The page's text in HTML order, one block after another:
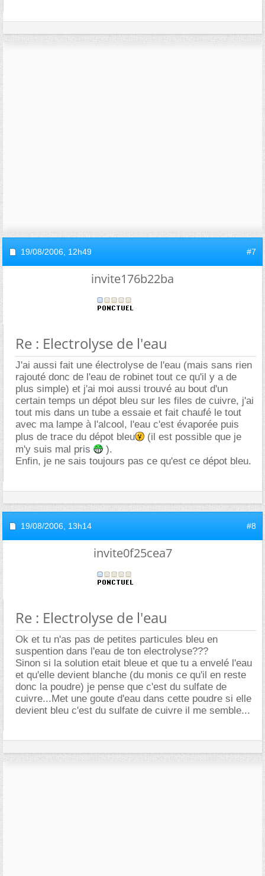
19/08/2006, 12h49 #7
invite176b22ba
Re : Electrolyse de l'eau
J'ai aussi fait une électrolyse de l'eau (mais sans rien
rajouté donc de l'eau de robinet tout ce qu'il y a de
plus simple) et j'ai moi aussi trouvé au bout d'un
certain temps un dépot bleu sur les files de cuivre, j'ai
tout mis dans un tube a essaie et fait chaufé le tout
avec ma lampe à l'alcool, l'eau c'est évaporée puis
plus de trace du dépot bleu
(il est possible que je
m'y suis mal pris
).
Enfin, je ne sais toujours pas ce qu'est ce dépot bleu.
19/08/2006, 13h14 #8
invite0f25cea7
Re : Electrolyse de l'eau
Ok et tu n'as pas de petites particules bleu en
suspention dans l'eau de ton electrolyse???
Sinon si la solution etait bleue et que tu a envelé l'eau
et qu'elle devient blanche (du monis ce qu'il en reste
donc la poudre) je pense que c'est du sulfate de
cuivre...Met une goute d'eau dans cette poudre si elle
devient bleu c'est du sulfate de cuivre il me semble...